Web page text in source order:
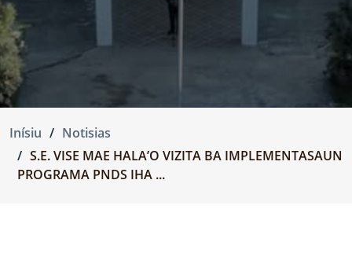
Inísiu
Notisias
S.E. VISE MAE HALA’O VIZITA BA IMPLEMENTASAUN
PROGRAMA PNDS IHA ...